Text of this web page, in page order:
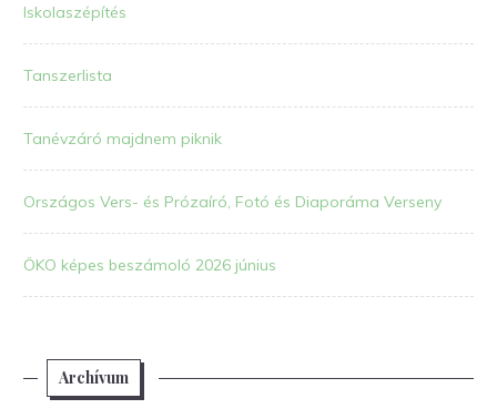
Iskolaszépítés
Tanszerlista
Tanévzáró majdnem piknik
Országos Vers- és Prózaíró, Fotó és Diaporáma Verseny
ÖKO képes beszámoló 2026 június
Archívum